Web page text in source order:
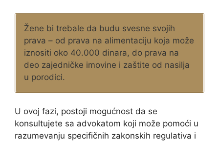
Žene bi trebale da budu svesne svojih
prava – od prava na alimentaciju koja može
iznositi oko 40.000 dinara, do prava na
deo zajedničke imovine i zaštite od nasilja
u porodici.
U ovoj fazi, postoji mogućnost da se
konsultujete sa advokatom koji može pomoći u
razumevanju specifičnih zakonskih regulativa i